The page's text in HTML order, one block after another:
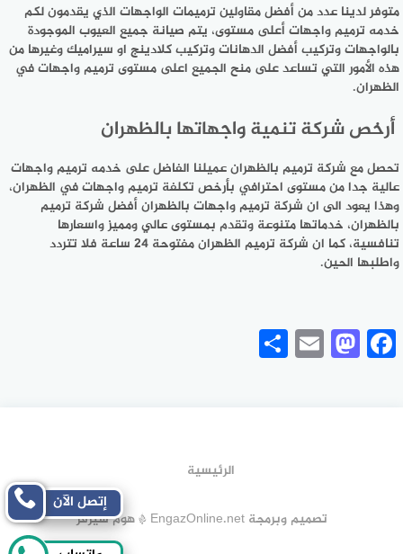
متوفر لدينا عدد من أفضل مقاولين ترميمات الواجهات الذي يقدمون لكم
خدمه ترميم واجهات أعلى مستوى، يتم صيانة جميع العيوب الموجودة
بالواجهات وتركيب أفضل الدهانات وتركيب كلادينج او سيراميك وغيرها من
هذه الأمور التي تساعد على منح الجميع اعلى مستوى ترميم واجهات في
الظهران.
أرخص شركة تنمية واجهاتها بالظهران
تحصل مع شركة ترميم بالظهران عميلنا الفاضل على خدمه ترميم واجهات
عالية جدا من مستوى احترافي بأرخص تكلفة ترميم واجهات في الظهران،
وهذا يعود الى ان شركة ترميم واجهات بالظهران أفضل شركة ترميم
بالظهران، خدماتها متنوعة وتقدم بمستوى عالي ومميز واسعارها
تنافسية، كما ان شركة ترميم الظهران مفتوحة 24 ساعة فلا تتردد
واطلبها الحين.
Facebook
Mastodon
Email
الرئيسية
تصميم وبرمجة EngazOnline.net * هوم سيرفر
إتصل الآن